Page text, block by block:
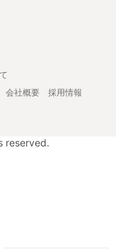
会社概要
採用情報
reserved.